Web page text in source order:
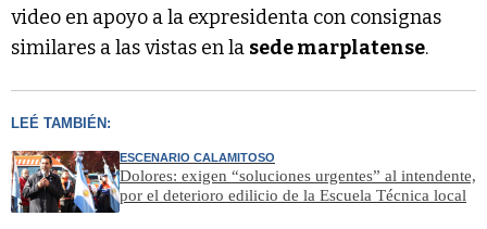
video en apoyo a la expresidenta con consignas
similares a las vistas en la sede marplatense.
LEÉ TAMBIÉN:
ESCENARIO CALAMITOSO
Dolores: exigen “soluciones urgentes” al intendente,
por el deterioro edilicio de la Escuela Técnica local